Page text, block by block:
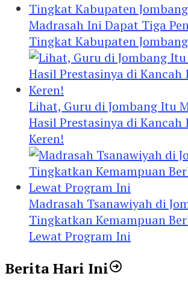
Madrasah Ini Dapat Tiga
Tingkat Kabupaten Jombang
Lihat, Guru di Jombang Itu
Hasil Prestasinya di
Keren!
Madrasah Tsanawiyah di
Tingkatkan Kemampuan
Lewat Program Ini
Berita Hari Ini